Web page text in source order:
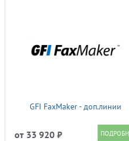
GFI FaxMaker - доп.линии
от 33 920 ₽